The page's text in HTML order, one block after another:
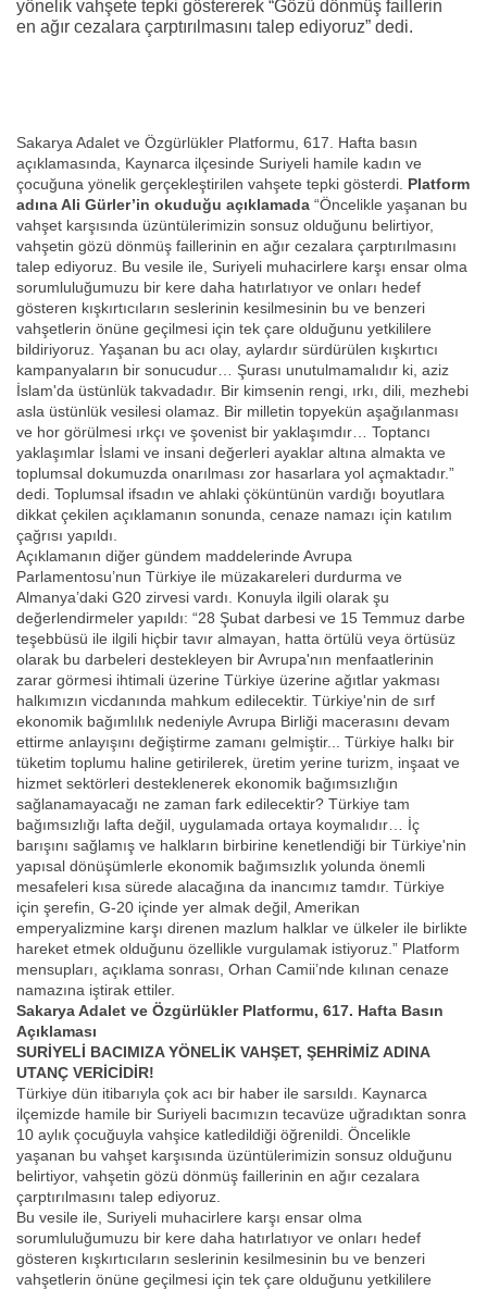
yönelik vahşete tepki göstererek “Gözü dönmüş faillerin
en ağır cezalara çarptırılmasını talep ediyoruz” dedi.
Sakarya Adalet ve Özgürlükler Platformu, 617. Hafta basın
açıklamasında, Kaynarca ilçesinde Suriyeli hamile kadın ve
çocuğuna yönelik gerçekleştirilen vahşete tepki gösterdi. Platform
adına Ali Gürler’in okuduğu açıklamada “Öncelikle yaşanan bu
vahşet karşısında üzüntülerimizin sonsuz olduğunu belirtiyor,
vahşetin gözü dönmüş faillerinin en ağır cezalara çarptırılmasını
talep ediyoruz. Bu vesile ile, Suriyeli muhacirlere karşı ensar olma
sorumluluğumuzu bir kere daha hatırlatıyor ve onları hedef
gösteren kışkırtıcıların seslerinin kesilmesinin bu ve benzeri
vahşetlerin önüne geçilmesi için tek çare olduğunu yetkililere
bildiriyoruz. Yaşanan bu acı olay, aylardır sürdürülen kışkırtıcı
kampanyaların bir sonucudur… Şurası unutulmamalıdır ki, aziz
İslam'da üstünlük takvadadır. Bir kimsenin rengi, ırkı, dili, mezhebi
asla üstünlük vesilesi olamaz. Bir milletin topyekün aşağılanması
ve hor görülmesi ırkçı ve şovenist bir yaklaşımdır… Toptancı
yaklaşımlar İslami ve insani değerleri ayaklar altına almakta ve
toplumsal dokumuzda onarılması zor hasarlara yol açmaktadır.”
dedi. Toplumsal ifsadın ve ahlaki çöküntünün vardığı boyutlara
dikkat çekilen açıklamanın sonunda, cenaze namazı için katılım
çağrısı yapıldı.
Açıklamanın diğer gündem maddelerinde Avrupa
Parlamentosu’nun Türkiye ile müzakareleri durdurma ve
Almanya’daki G20 zirvesi vardı. Konuyla ilgili olarak şu
değerlendirmeler yapıldı: “28 Şubat darbesi ve 15 Temmuz darbe
teşebbüsü ile ilgili hiçbir tavır almayan, hatta örtülü veya örtüsüz
olarak bu darbeleri destekleyen bir Avrupa'nın menfaatlerinin
zarar görmesi ihtimali üzerine Türkiye üzerine ağıtlar yakması
halkımızın vicdanında mahkum edilecektir. Türkiye'nin de sırf
ekonomik bağımlılık nedeniyle Avrupa Birliği macerasını devam
ettirme anlayışını değiştirme zamanı gelmiştir... Türkiye halkı bir
tüketim toplumu haline getirilerek, üretim yerine turizm, inşaat ve
hizmet sektörleri desteklenerek ekonomik bağımsızlığın
sağlanamayacağı ne zaman fark edilecektir? Türkiye tam
bağımsızlığı lafta değil, uygulamada ortaya koymalıdır… İç
barışını sağlamış ve halkların birbirine kenetlendiği bir Türkiye'nin
yapısal dönüşümlerle ekonomik bağımsızlık yolunda önemli
mesafeleri kısa sürede alacağına da inancımız tamdır. Türkiye
için şerefin, G-20 içinde yer almak değil, Amerikan
emperyalizmine karşı direnen mazlum halklar ve ülkeler ile birlikte
hareket etmek olduğunu özellikle vurgulamak istiyoruz.” Platform
mensupları, açıklama sonrası, Orhan Camii’nde kılınan cenaze
namazına iştirak ettiler.
Sakarya Adalet ve Özgürlükler Platformu, 617. Hafta Basın
Açıklaması
SURİYELİ BACIMIZA YÖNELİK VAHŞET, ŞEHRİMİZ ADINA
UTANÇ VERİCİDİR!
Türkiye dün itibarıyla çok acı bir haber ile sarsıldı. Kaynarca
ilçemizde hamile bir Suriyeli bacımızın tecavüze uğradıktan sonra
10 aylık çocuğuyla vahşice katledildiği öğrenildi. Öncelikle
yaşanan bu vahşet karşısında üzüntülerimizin sonsuz olduğunu
belirtiyor, vahşetin gözü dönmüş faillerinin en ağır cezalara
çarptırılmasını talep ediyoruz.
Bu vesile ile, Suriyeli muhacirlere karşı ensar olma
sorumluluğumuzu bir kere daha hatırlatıyor ve onları hedef
gösteren kışkırtıcıların seslerinin kesilmesinin bu ve benzeri
vahşetlerin önüne geçilmesi için tek çare olduğunu yetkililere